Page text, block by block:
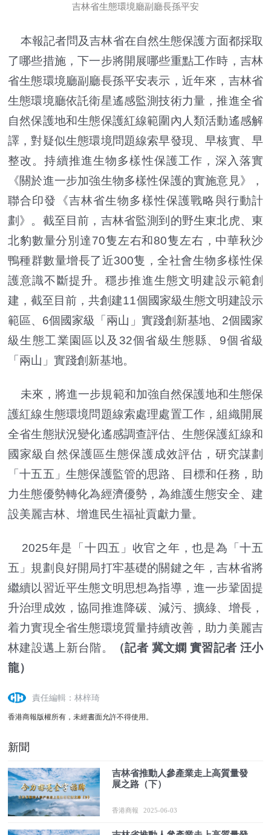
吉林省生態環境廳副廳長孫平安
本報記者問及吉林省在自然生態保護方面都採取
了哪些措施，下一步將開展哪些重點工作時，吉林
省生態環境廳副廳長孫平安表示，近年來，吉林省
生態環境廳依託衛星遙感監測技術力量，推進全省
自然保護地和生態保護紅線範圍內人類活動遙感解
譯，對疑似生態環境問題線索早發現、早核實、早
整改。持續推進生物多樣性保護工作，深入落實
《關於進一步加強生物多樣性保護的實施意見》，
聯合印發《吉林省生物多樣性保護戰略與行動計
劃》。截至目前，吉林省監測到的野生東北虎、東
北豹數量分別達70隻左右和80隻左右，中華秋沙
鴨種群數量增長了近300隻，全社會生物多樣性保
護意識不斷提升。穩步推進生態文明建設示範創
建，截至目前，共創建11個國家級生態文明建設示
範區、6個國家級「兩山」實踐創新基地、2個國家
級生態工業園區以及32個省級生態縣、9個省級
「兩山」實踐創新基地。
未來，將進一步規範和加強自然保護地和生態保
護紅線生態環境問題線索處理處置工作，組織開展
全省生態狀況變化遙感調查評估、生態保護紅線和
國家級自然保護區生態保護成效評估，研究謀劃
「十五五」生態保護監管的思路、目標和任務，助
力生態優勢轉化為經濟優勢，為維護生態安全、建
設美麗吉林、增進民生福祉貢獻力量。
2025年是「十四五」收官之年，也是為「十五
五」規劃良好開局打牢基礎的關鍵之年，吉林省將
繼續以習近平生態文明思想為指導，進一步鞏固提
升治理成效，協同推進降碳、減污、擴綠、增長，
着力實現全省生態環境質量持續改善，助力美麗吉
林建設邁上新台階。
（記者 冀文嫻 實習記者 汪小
龍）
責任編輯：林梓琦
香港商報版權所有，未經書面允許不得使用。
新聞
吉林省推動人參產業走上高質量發
展之路（下）
香港商報 2025-06-03